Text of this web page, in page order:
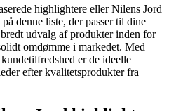
highlightere eller Nilens Jord
denne liste, der passer til dine
udvalg af produkter inden for
omdømme i markedet. Med
er de ideelle
efter kvalitetsprodukter fra